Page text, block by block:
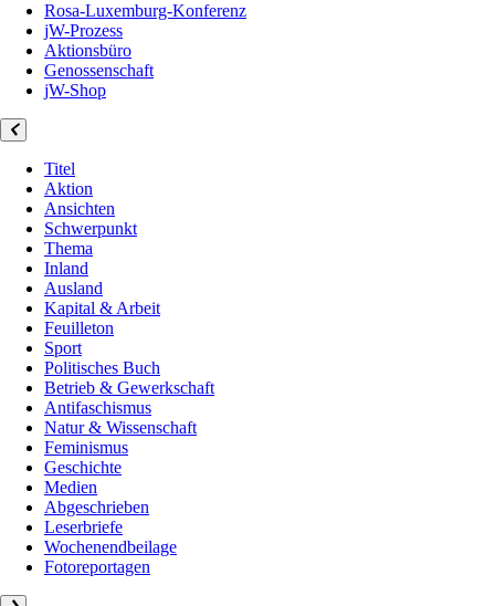
Rosa-Luxemburg-Konferenz
jW-Prozess
Aktionsbüro
Genossenschaft
jW-Shop
Titel
Aktion
Ansichten
Schwerpunkt
Thema
Inland
Ausland
Kapital & Arbeit
Feuilleton
Sport
Politisches Buch
Betrieb & Gewerkschaft
Antifaschismus
Natur & Wissenschaft
Feminismus
Geschichte
Medien
Abgeschrieben
Leserbriefe
Wochenendbeilage
Fotoreportagen